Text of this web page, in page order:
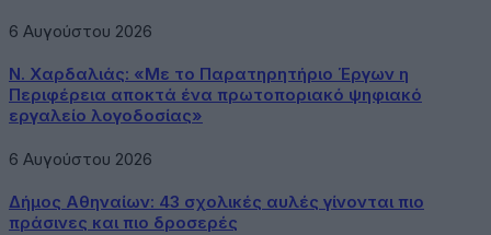
6 Αυγούστου 2026
Ν. Χαρδαλιάς: «Με το Παρατηρητήριο Έργων η
Περιφέρεια αποκτά ένα πρωτοποριακό ψηφιακό
εργαλείο λογοδοσίας»
6 Αυγούστου 2026
Δήμος Αθηναίων: 43 σχολικές αυλές γίνονται πιο
πράσινες και πιο δροσερές